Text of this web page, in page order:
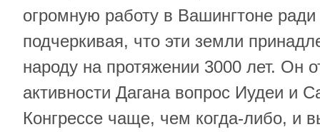
огромную работу в Вашингтоне
подчеркивая, что эти земли
народу на протяжении 3000 лет. Он
активности Дагана вопрос Иудеи и
Конгрессе чаще, чем когда-либо, и